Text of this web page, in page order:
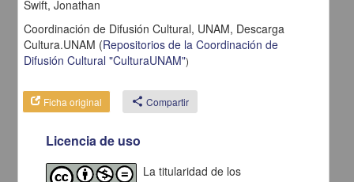
Swift, Jonathan
Coordinación de Difusión Cultural, UNAM, Descarga
Cultura.UNAM (Repositorios de la Coordinación de
Difusión Cultural "CulturaUNAM")
Ficha original share Compartir
Licencia de uso
La titularidad de los